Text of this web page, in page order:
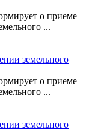
о приеме
...
земельного
о приеме
...
земельного